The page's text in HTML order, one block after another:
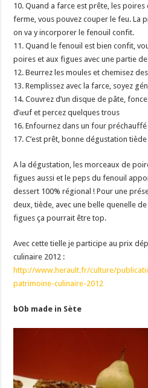
10. Quand a farce est prête, les
ferme, vous pouvez couper le feu. La
on va y incorporer le fenouil confit.
11. Quand le fenouil est bien confit,
poires et aux figues avec une partie
12. Beurrez les moules et chemisez
13. Remplissez avec la farce, soyez
14. Couvrez d’un disque de pâte,
d’œuf et percez quelques trous
16. Enfournez dans un four
17. C’est prêt, bonne dégustation
A la dégustation, les morceaux de
figues aussi et le peps du fenouil
dessert 100% régional ! Pour une
deux, tiède, avec une belle quenelle
figues ça pourrait être top.
Avec cette tielle je participe au prix
culinaire 2012 :
http://www.herault.fr/culture/
patrimoine-culinaire-2012
bOb made in Sète